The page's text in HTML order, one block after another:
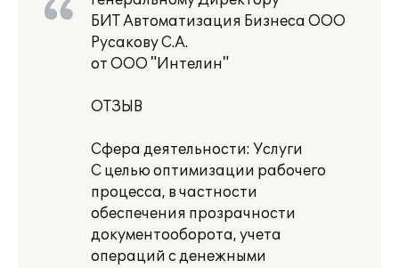
БИТ Автоматизация Бизнеса ООО
Русакову С.А.
от ООО "Интелин"
ОТЗЫВ
Сфера деятельности: Услуги
С целью оптимизации рабочего
процесса, в частности
обеспечения прозрачности
документооборота, учета
операций с денежными